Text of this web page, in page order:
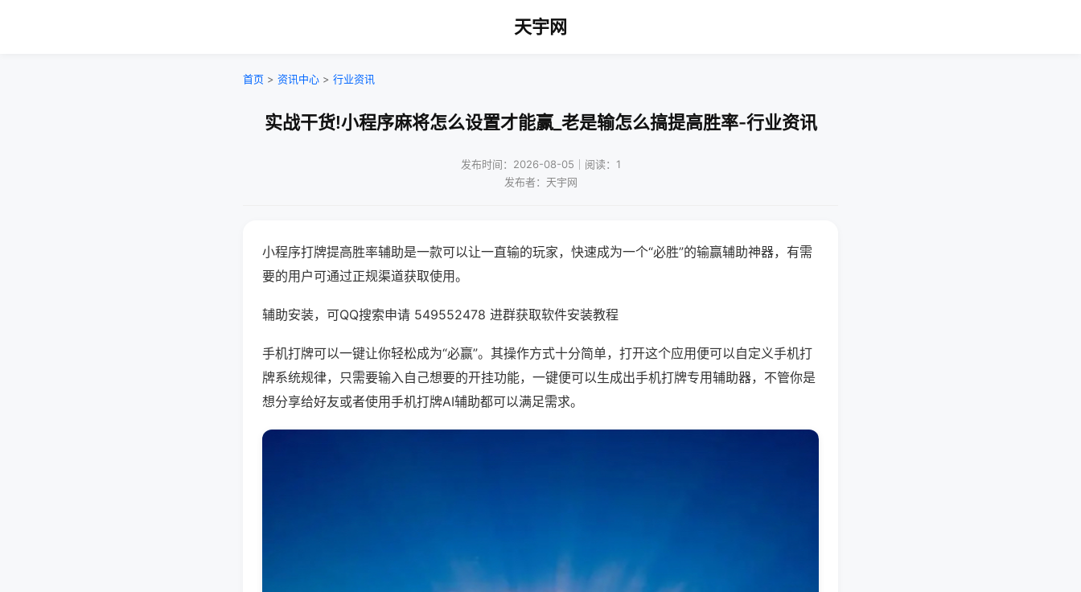
天宇网
首页 > 资讯中心 > 行业资讯
实战干货!小程序麻将怎么设置才能赢_老是输怎么搞提高胜率-行业资讯
发布时间：2026-08-05｜阅读：1
发布者：天宇网
小程序打牌提高胜率辅助是一款可以让一直输的玩家，快速成为一个“必胜”的输赢辅助神器，有需
要的用户可通过正规渠道获取使用。
辅助安装，可QQ搜索申请 549552478 进群获取软件安装教程
手机打牌可以一键让你轻松成为“必赢”。其操作方式十分简单，打开这个应用便可以自定义手机打
牌系统规律，只需要输入自己想要的开挂功能，一键便可以生成出手机打牌专用辅助器，不管你是
想分享给好友或者使用手机打牌AI辅助都可以满足需求。